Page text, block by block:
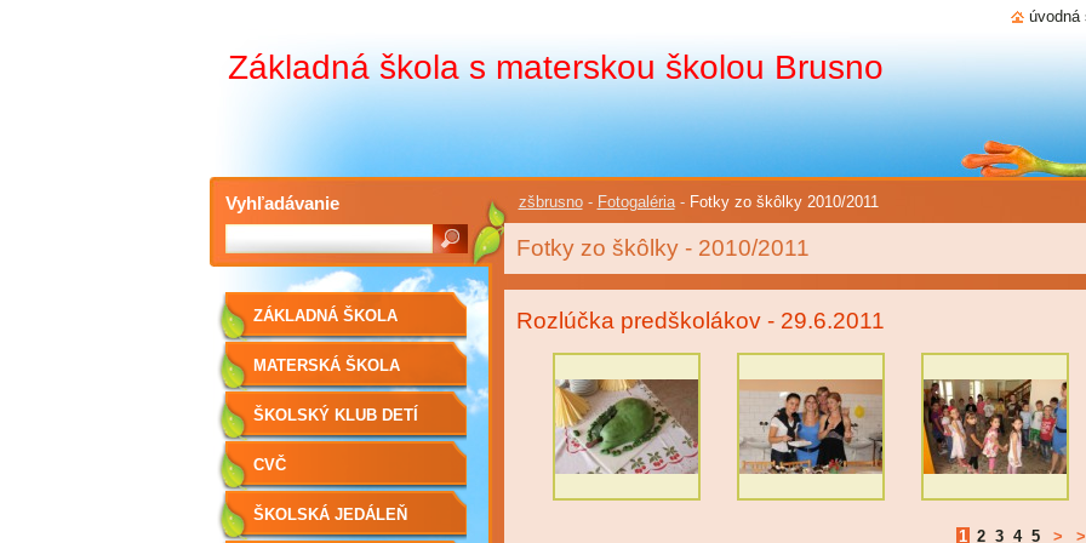
Základná škola s materskou školou Brusno
zšbrusno - Fotogaléria - Fotky zo škôlky 2010/2011
Fotky zo škôlky - 2010/2011
Rozlúčka predškolákov - 29.6.2011
1 2 3 4 5 >
ZÁKLADNÁ ŠKOLA
MATERSKÁ ŠKOLA
ŠKOLSKÝ KLUB DETÍ
CVČ
ŠKOLSKÁ JEDÁLEŇ
Vyhľadávanie
úvodná